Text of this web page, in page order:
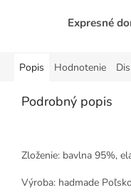
Expresné
Popis Hodnotenie
Podrobný popis
Zloženie: bavlna 95%,
Výroba: hadmade Poľsko